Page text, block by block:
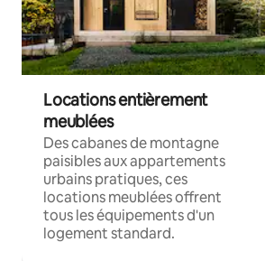
Locations entièrement
meublées
Des cabanes de montagne
paisibles aux appartements
urbains pratiques, ces
locations meublées offrent
tous les équipements d'un
logement standard.